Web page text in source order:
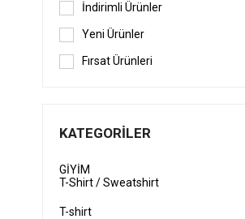
İndirimli Ürünler
Yeni Ürünler
Fırsat Ürünleri
KATEGORILER
GİYİM
T-Shirt / Sweatshirt
T-shirt